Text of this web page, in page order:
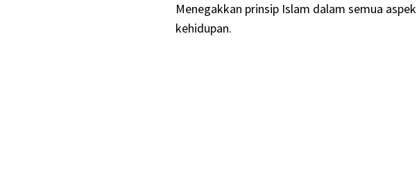
Menegakkan prinsip Islam dalam semua aspek
kehidupan.